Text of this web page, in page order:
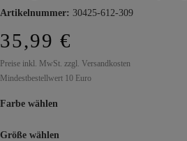
Artikelnummer: 30425-612-309
35,99 €
Preise inkl. MwSt. zzgl. Versandkosten
Mindestbestellwert 10 Euro
Farbe wählen
Größe wählen